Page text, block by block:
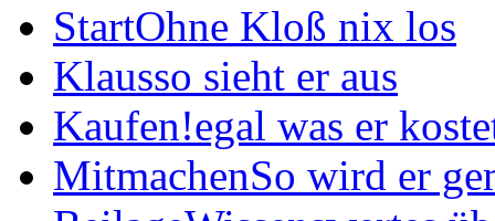
StartOhne Kloß nix los
Klausso sieht er aus
Kaufen!egal was er
MitmachenSo wird er